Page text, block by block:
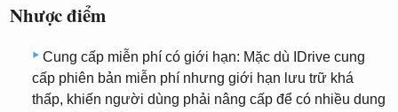
Nhược điểm
Cung cấp miễn phí có giới hạn: Mặc dù IDrive cung
cấp phiên bản miễn phí nhưng giới hạn lưu trữ khá
thấp, khiến người dùng phải nâng cấp để có nhiều dung